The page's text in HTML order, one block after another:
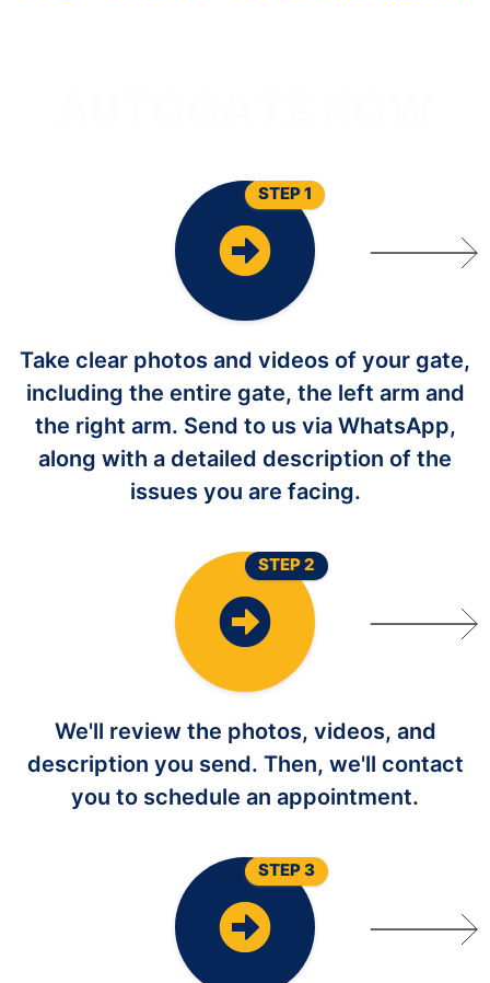
Take clear photos and videos of your gate,
including the entire gate, the left arm and
the right arm. Send to us via WhatsApp,
along with a detailed description of the
issues you are facing.
STEP 1
We'll review the photos, videos, and
description you send. Then, we'll contact
you to schedule an appointment.
STEP 2
STEP 3